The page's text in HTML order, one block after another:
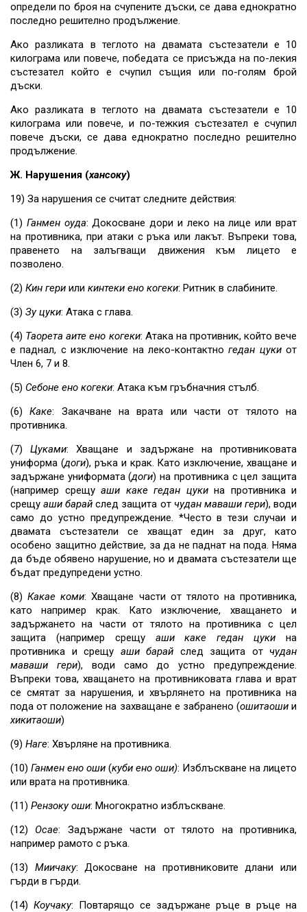
определи по броя на счупените дъски, се дава еднократно
последно решително продължение.
Ако разликата в теглото на двамата състезатели е 10
килограма или повече, победата се присъжда на по-лекия
състезател който е счупил същия или по-голям брой
дъски.
Ако разликата в теглото на двамата състезатели е 10
килограма или повече, и по-тежкия състезател е счупил
повече дъски, се дава еднократно последно решително
продължение.
Ж. Нарушения (хансоку)
19) За нарушения се считат следните действия:
(1) Ганмен оуда: Докосване дори и леко на лице или врат
на противника, при атаки с ръка или лакът. Въпреки това,
правенето на залъгващи движения към лицето е
позволено.
(2) Кин гери или кинтеки ено когеки: Ритник в слабините.
(3) Зу цуки: Атака с глава.
(4) Таорета аите ено когеки: Атака на противник, който вече
е паднал, с изключение на леко-контактногедан цукиот
Член 6, 7 и 8.
(5) Себоне ено когеки: Атака към гръбначния стълб.
(6)Каке: Закачване на врата или части от тялото на
противника.
(7)Цуками: Хващане и задържане на противниковата
униформа (доги), ръка и крак. Като изключение, хващане и
задържане униформата (доги) на противника с цел защита
(например срещу аши каке гедан цукина противника и
срещуаши барай след защита от чудан маваши гери), води
само до устно предупреждение. *Често в тези случаи и
двамата състезатели се хващат един за друг, като
особено защитно действие, за да не паднат на пода. Няма
да бъде обявено нарушение, но и двамата състезатели ще
бъдат предупредени устно.
(8)Какае коми: Хващане части от тялото на противника,
като например крак. Като изключение, хващането и
задържането на части от тялото на противника с цел
защита (например срещу аши каке гедан цуки на
противника и срещу аши барай след защита от чудан
маваши
гери), води само до устно предупреждение.
Въпреки това, хващането на противниковата глава и врат
се смятат за нарушения, и хвърлянето на противника на
пода от положение на захващане е забранено (ошитаошии
хикитаоши)
(9) Наге: Хвърляне на противника.
(10) Ганмен ено оши (куби ено оши): Изблъскване на лицето
или врата на противника.
(11) Рензоку оши: Многократно изблъскване.
(12) Осае: Задържане части от тялото на противника,
например рамото с ръка.
(13) Миичаку: Докосване на противниковите длани или
гърди в гърди.
(14) Коучаку: Повтарящо се задържане ръце в ръце на